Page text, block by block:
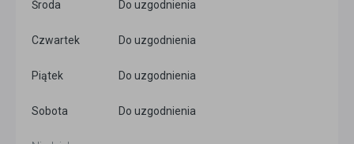
Środa Do uzgodnienia
Czwartek Do uzgodnienia
Piątek Do uzgodnienia
Sobota Do uzgodnienia